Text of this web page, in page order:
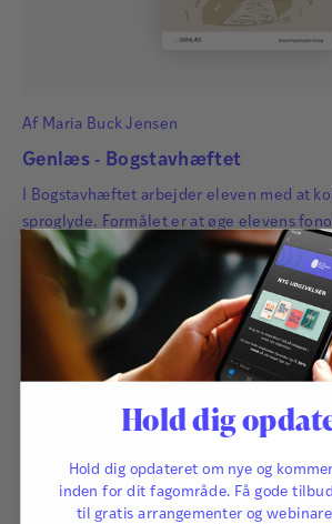
Af Maria Buck Jensen
Genlæs - Bogstavhæftet
I Bogstavhæftet arbejder eleven med at
sproglyde. Formålet er at øge elevens
opmærksomhed
140,00 kr.
Hold dig
Hold dig opdateret om nye og
inden for dit fagområde. Få gode
til gratis arrangementer og